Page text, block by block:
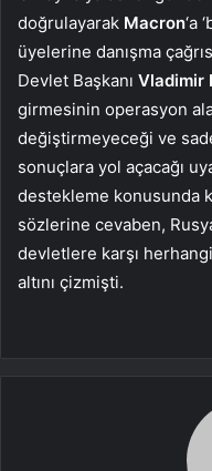
doğrulayarak Macron‘a
üyelerine danışma
Devlet Başkanı Vladimir
girmesinin operasyon
değiştirmeyeceği ve
sonuçlara yol açacağı
destekleme konusunda
sözlerine cevaben,
devletlere karşı herhangi
altını çizmişti.